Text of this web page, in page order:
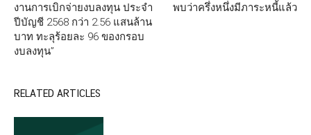
งานการเบิกจ่ายงบลงทุน ประจำ
ปีบัญชี 2568 กว่า 2.56 แสนล้าน
บาท ทะลุร้อยละ 96 ของกรอบ
งบลงทุน”
พบว่าครึ่งหนึ่งมีภาระหนี้แล้ว
RELATED ARTICLES